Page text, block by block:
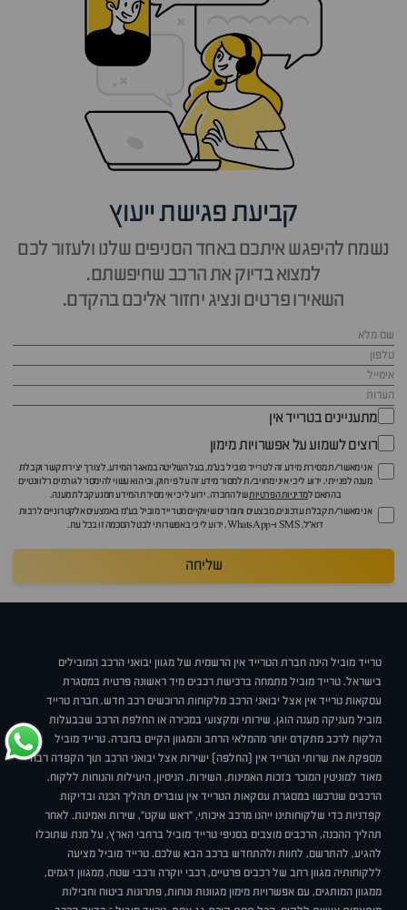
קביעת פגישת ייעוץ
נשמח להיפגש איתכם באחד הסניפים שלנו ולעזור לכם
למצוא בדיוק את הרכב שחיפשתם.
השאירו פרטים ונציג יחזור אליכם בהקדם.
מתעניינים בטרייד אין
רוצים לשמוע על אפשרויות מימון
אני מאשר/ת מסירת מידע זה לטרייד מוביל בע"מ, בעל השליטה במאגר המידע, לצורך יצירת קשר וקבלת
מענה לפנייתי. ידוע לי כי איני מחויב/ת למסור מידע זה על פי חוק, וכי הוא עשוי להימסר לגורמים רלוונטיים
בהתאם למדיניות הפרטיותשל החברה. ידוע לי כי אי מסירת המידע תמנע קבלת מענה.
אני מאשר/ת קבלת עדכונים, מבצעים וחומרים שיווקיים מטרייד מוביל בע"מ באמצעים אלקטרוניים לרבות
דוא״ל, SMS ו-WhatsApp. ידוע לי כי באפשרותי לבטל הסכמה זו בכל עת.
שליחה
טרייד מוביל הינה חברת הטרייד אין הרשמית של מגוון יבואני הרכב המובילים
בישראל. טרייד מוביל מתמחה ברכישת רכבים מיד ראשונה פרטית במסגרת
עסקאות טרייד אין אצל יבואני הרכב מלקוחות הרוכשים רכב חדש. חברת טרייד
מוביל מעניקה מענה הוגן, שירותי ומקצועי במכירה או החלפת הרכב שבבעלות
הלקוח לרכב מתקדם יותר מהמלאי הרחב והמגוון הקיים בחברה. טרייד מוביל
מספקת את שרותי הטרייד אין (החלפה) ישירות אצל יבואני הרכב תוך הקפדה רבה
מאוד למוניטין המוכר בזכות האמינות, השירות, הניסיון, היעילות והנוחות ללקוח.
הרכבים שנרכשו במסגרת עסקאות הטרייד אין עוברים תהליך הכנה ובדיקות
קפדניות כדי שלקוחותינו ייהנו מרכב איכותי, "ראש שקט", שירות ואמינות. לאחר
תהליך ההכנה, הרכבים מוצבים בסניפי טרייד מוביל ברחבי הארץ, על מנת שתוכלו
להגיע, להתרשם, לחוות ולהתחדש ברכב הבא שלכם. טרייד מוביל מציעה
ללקוחותיה מגוון רחב של רכבים פרטיים, רכבי יוקרה ורכבי שטח, ממגוון דגמים,
ממגוון המותגים, עם אפשרויות מימון מגוונות ונוחות, פתרונות ביטוח וחבילות